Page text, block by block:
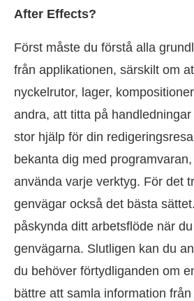
After Effects?
Först måste du förstå alla
från applikationen, särskilt om
nyckelrutor, lager,
andra, att titta på handledningar
stor hjälp för din
bekanta dig med
använda varje verktyg. För det
genvägar också det bästa
påskynda ditt arbetsflöde när
genvägarna. Slutligen kan du
du behöver förtydliganden om
bättre att samla information